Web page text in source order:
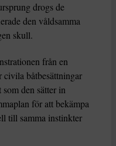
drogs de
den våldsamma
skull.
från en
civila båtbesättningar
den sätter in
för att bekämpa
till samma instinkter